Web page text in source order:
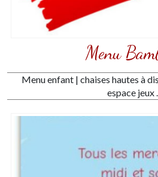
Menu
Menu enfant | chaises hautes à
espace jeux